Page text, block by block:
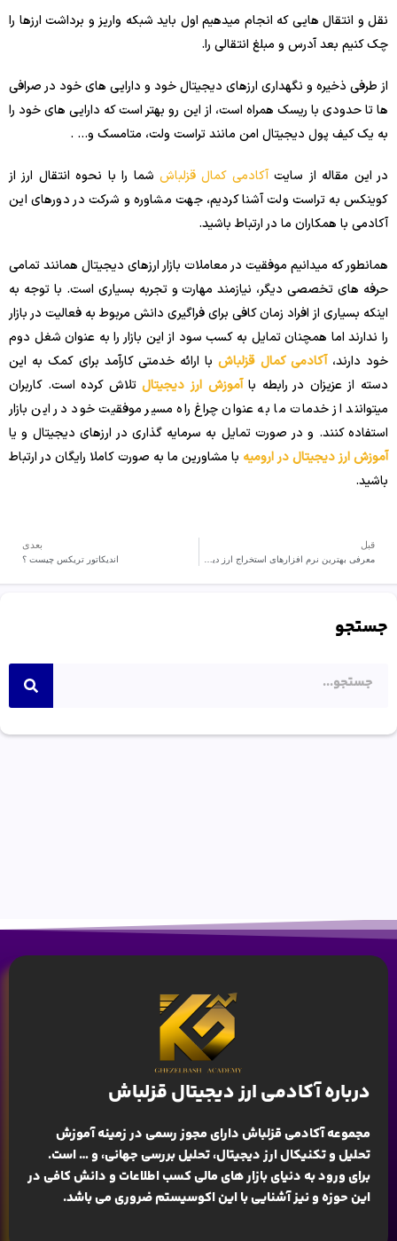
نقل و انتقال هایی که انجام میدهیم اول باید شبکه واریز و برداشت ارزها را
چک کنیم بعد آدرس و مبلغ انتقالی را.
از طرفی ذخیره و نگهداری ارزهای دیجیتال خود و دارایی های خود در صرافی
ها تا حدودی با ریسک همراه است، از این رو بهتر است که دارایی های خود را
به یک کیف پول دیجیتال امن مانند تراست ولت، متامسک و… .
در این مقاله از سایتآکادمی کمال قزلباش شما را با نحوه انتقال ارز از
کوینکس به تراست ولت آشنا کردیم، جهت مشاوره و شرکت در دورهای این
آکادمی با همکاران ما در ارتباط باشید.
همانطور که میدانیم موفقیت در معاملات بازار ارزهای دیجیتال همانند تمامی
حرفه های تخصصی دیگر، نیازمند مهارت و تجربه بسیاری است. با توجه به
اینکه بسیاری از افراد زمان کافی برای فراگیری دانش مربوط به فعالیت در بازار
را ندارند اما همچنان تمایل به کسب سود از این بازار را به عنوان شغل دوم
خود دارند،آکادمی کمال قزلباشبا ارائه خدمتی کارآمد برای کمک به این
دسته از عزیزان در رابطه باآموزش ارز دیجیتالتلاش کرده است. کاربران
میتوانند از خدمات ما به عنوان چراغ راه مسیر موفقیت خود در این بازار
استفاده کنند. و در صورت تمایل به سرمایه گذاری در ارزهای دیجیتال و یا
آموزش ارز دیجیتال در ارومیه با مشاورین ما به صورت کاملا رایگان در ارتباط
باشید.
قبل
معرفی بهترین نرم افزارهای استخراج ارز دیجیتال
بعدی
اندیکاتور تریکس چیست ؟
جستجو
درباره آکادمی ارز دیجیتال قزلباش
مجموعه آکادمی قزلباش دارای مجوز رسمی در زمینهآموزش
تحلیل و تکنیکال ارز دیجیتال، تحلیل بررسی جهانی، و … است.
برای ورود به دنیای بازار های مالی کسب اطلاعات و دانش کافی در
این حوزه و نیز آشنایی با این اکوسیستم ضروری می باشد.